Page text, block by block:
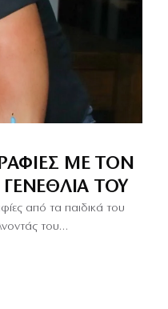
ΜΕ ΤΟΝ
ΤΟΥ
από τα παιδικά του
του…